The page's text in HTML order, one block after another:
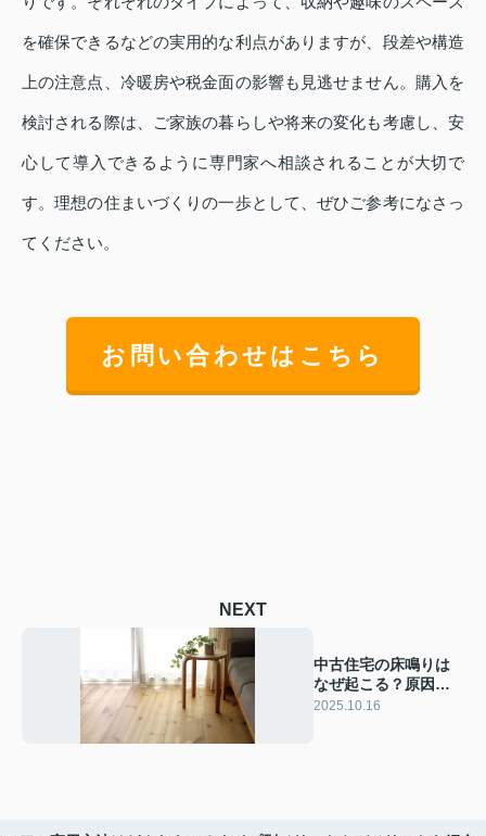
を確保できるなどの実用的な利点がありますが、段差や構造
上の注意点、冷暖房や税金面の影響も見逃せません。購入を
検討される際は、ご家族の暮らしや将来の変化も考慮し、安
心して導入できるように専門家へ相談されることが大切で
す。理想の住まいづくりの一歩として、ぜひご参考になさっ
てください。
お問い合わせはこちら
NEXT
中古住宅の床鳴りは
なぜ起こる？原因や
構造と修理点検のチ
2025.10.16